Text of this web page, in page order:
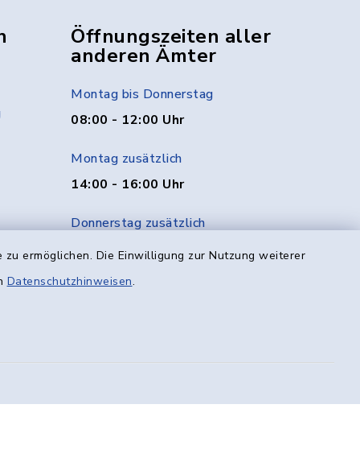
ermöglichen. Die Einwilligung zur Nutzung weiterer
Datenschutzhinweisen.
Öffnungszeiten aller
anderen Ämter
Montag bis Donnerstag
08:00 - 12:00 Uhr
Montag zusätzlich
14:00 - 16:00 Uhr
Donnerstag zusätzlich
14:00 - 18:00 Uhr
Freitag